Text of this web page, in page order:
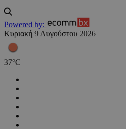
Powered by:
Κυριακή 9 Αυγούστου 2026
37°C